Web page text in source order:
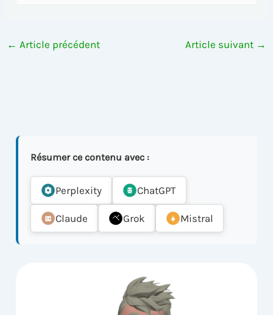
← Article précédent Article suivant →
Résumer ce contenu avec :
Perplexity ChatGPT
Claude Grok Mistral